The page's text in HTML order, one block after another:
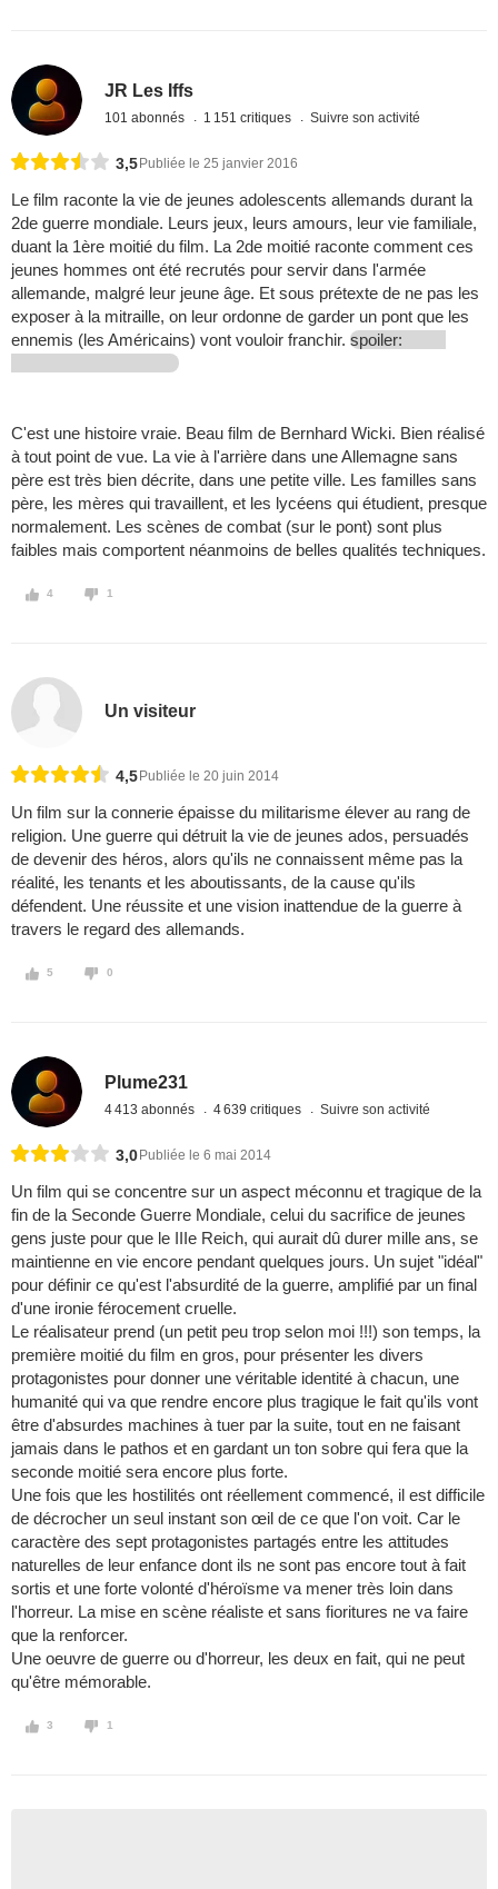
JR Les Iffs
101 abonnés 1 151 critiques Suivre son activité
3,5 Publiée le 25 janvier 2016
Le film raconte la vie de jeunes adolescents allemands durant la
2de guerre mondiale. Leurs jeux, leurs amours, leur vie familiale,
duant la 1ère moitié du film. La 2de moitié raconte comment ces
jeunes hommes ont été recrutés pour servir dans l'armée
allemande, malgré leur jeune âge. Et sous prétexte de ne pas les
exposer à la mitraille, on leur ordonne de garder un pont que les
ennemis (les Américains) vont vouloir franchir. spoiler:
C'est une histoire vraie. Beau film de Bernhard Wicki. Bien réalisé
à tout point de vue. La vie à l'arrière dans une Allemagne sans
père est très bien décrite, dans une petite ville. Les familles sans
père, les mères qui travaillent, et les lycéens qui étudient, presque
normalement. Les scènes de combat (sur le pont) sont plus
faibles mais comportent néanmoins de belles qualités techniques.
4 1
Un visiteur
4,5 Publiée le 20 juin 2014
Un film sur la connerie épaisse du militarisme élever au rang de
religion. Une guerre qui détruit la vie de jeunes ados, persuadés
de devenir des héros, alors qu'ils ne connaissent même pas la
réalité, les tenants et les aboutissants, de la cause qu'ils
défendent. Une réussite et une vision inattendue de la guerre à
travers le regard des allemands.
5 0
Plume231
4 413 abonnés 4 639 critiques Suivre son activité
3,0 Publiée le 6 mai 2014
Un film qui se concentre sur un aspect méconnu et tragique de la
fin de la Seconde Guerre Mondiale, celui du sacrifice de jeunes
gens juste pour que le IIIe Reich, qui aurait dû durer mille ans, se
maintienne en vie encore pendant quelques jours. Un sujet "idéal"
pour définir ce qu'est l'absurdité de la guerre, amplifié par un final
d'une ironie férocement cruelle.
Le réalisateur prend (un petit peu trop selon moi !!!) son temps, la
première moitié du film en gros, pour présenter les divers
protagonistes pour donner une véritable identité à chacun, une
humanité qui va que rendre encore plus tragique le fait qu'ils vont
être d'absurdes machines à tuer par la suite, tout en ne faisant
jamais dans le pathos et en gardant un ton sobre qui fera que la
seconde moitié sera encore plus forte.
Une fois que les hostilités ont réellement commencé, il est difficile
de décrocher un seul instant son œil de ce que l'on voit. Car le
caractère des sept protagonistes partagés entre les attitudes
naturelles de leur enfance dont ils ne sont pas encore tout à fait
sortis et une forte volonté d'héroïsme va mener très loin dans
l'horreur. La mise en scène réaliste et sans fioritures ne va faire
que la renforcer.
Une oeuvre de guerre ou d'horreur, les deux en fait, qui ne peut
qu'être mémorable.
3 1